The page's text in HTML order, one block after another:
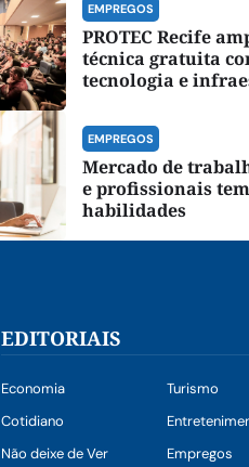
EMPREGOS
PROTEC Recife
técnica gratuita
tecnologia e
EMPREGOS
Mercado de
e profissionais
habilidades
EDITORIAIS
Economia Turismo
Cotidiano
Não deixe de Ver
Empregos